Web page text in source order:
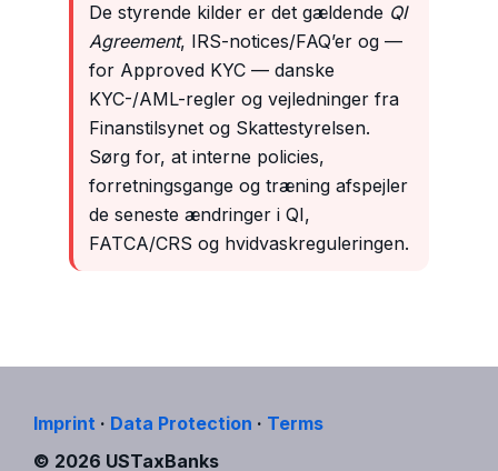
De styrende kilder er det gældende QI
Agreement, IRS-notices/FAQ’er og —
for Approved KYC — danske
KYC-/AML-regler og vejledninger fra
Finanstilsynet og Skattestyrelsen.
Sørg for, at interne policies,
forretningsgange og træning afspejler
de seneste ændringer i QI,
FATCA/CRS og hvidvaskreguleringen.
Imprint · Data Protection · Terms
© 2026 USTaxBanks